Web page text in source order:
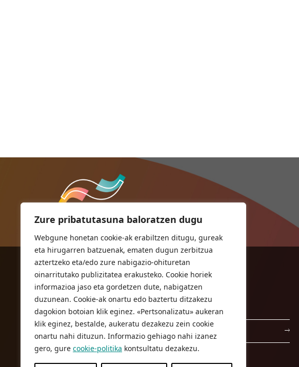
Zure pribatutasuna baloratzen dugu
Webgune honetan cookie-ak erabiltzen ditugu, gureak
eta hirugarren batzuenak, ematen dugun zerbitzua
aztertzeko eta/edo zure nabigazio-ohituretan
oinarritutako publizitatea erakusteko. Cookie horiek
informazioa jaso eta gordetzen dute, nabigatzen
duzunean. Cookie-ak onartu edo baztertu ditzakezu
dagokion botoian klik eginez. «Pertsonalizatu» aukeran
klik eginez, bestalde, aukeratu dezakezu zein cookie
onartu nahi dituzun. Informazio gehiago nahi izanez
gero, gure cookie-politika kontsultatu dezakezu.
ORIOKO UDALA
Herriko plaza,1
20810 Orio (Gipuzkoa)
T. 943 83 03 46
bulegoak@orio.eus